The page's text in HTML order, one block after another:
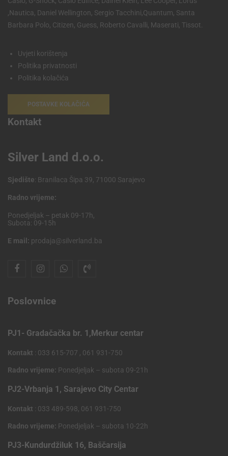
,Nautica, Daniel Wellington, Sergio Tacchini,Quantum, Santa
Barbara Polo, Citizen, Guess, Roberto Cavalli, Maserati, Tissot.
Uvjeti korištenja
Politika privatnosti
Politika kolačića
POSTAVKE KOLAČIĆA
Kontakt
Silver Land d.o.o.
Sjedište: Branilaca Šipa 39, 71000 Sarajevo
Radno vrijeme:
Ponedjeljak – petak 09-17h,
Subota: 09-15h
E mail: prodaja@silverland.ba
Poslovnice
PJ1- Gradačačka br. 1,Merkur centar
Kontakt : 033 615-707 , 061 931-750
Radno vrijeme: Ponedjeljak – subota 09-21h
PJ2-Vrbanja 1, Sarajevo City Centar
Kontakt : 033 489-598, 061 931-750
Radno vrijeme: Ponedjeljak – subota 10-22h
PJ3-Kundurdžiluk 16, Baščarsija